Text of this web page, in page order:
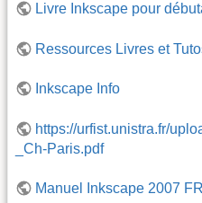
Livre Inkscape pour
Ressources Livres et
Inkscape Info
https://urfist.unistra.fr/
_Ch-Paris.pdf
Manuel Inkscape 2007 FR